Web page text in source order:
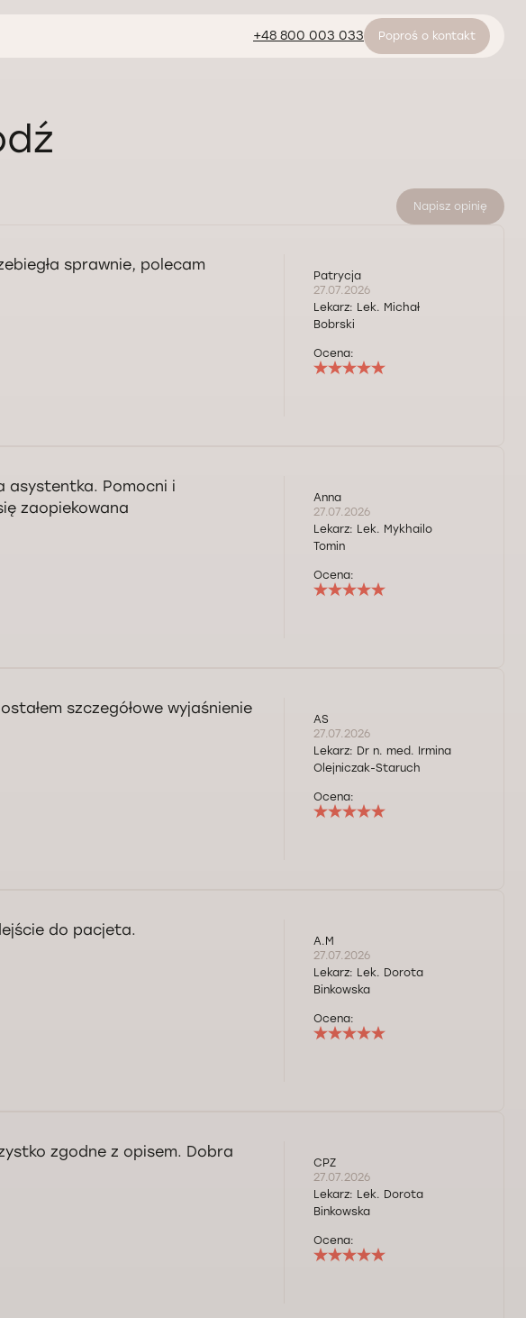
+48 800 003 033 Poproś o kontakt
Napisz opinię
sprawnie, polecam
Patrycja
27.07.2026
Lekarz: Lek. Michał
Bobrski
Ocena:
asystentka. Pomocni i
zaopiekowana
Anna
27.07.2026
Lekarz: Lek. Mykhailo
Tomin
Ocena:
szczegółowe wyjaśnienie
AS
27.07.2026
Lekarz: Dr n. med. Irmina
Olejniczak-Staruch
Ocena:
do pacjeta.
A.M
27.07.2026
Lekarz: Lek. Dorota
Binkowska
Ocena:
zgodne z opisem. Dobra
CPZ
27.07.2026
Lekarz: Lek. Dorota
Binkowska
Ocena: